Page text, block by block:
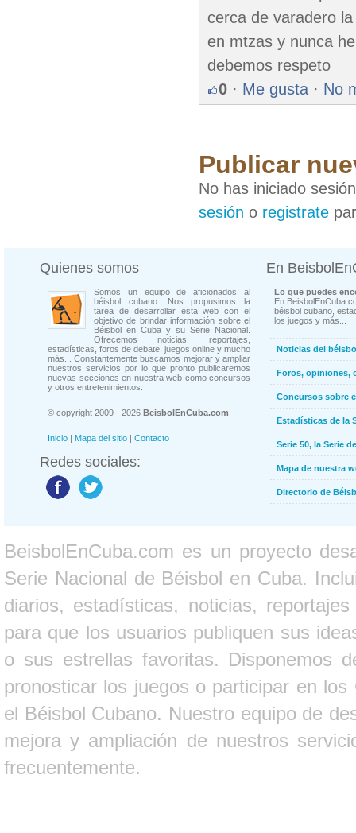
cerca de varadero
en mtzas y nunca
debemos respeto
0 · Me gusta · No
Publicar
No has iniciado
sesión o registrate
Quienes somos
Somos un equipo de aficionados al
béisbol cubano. Nos propusimos la
tarea de desarrollar esta web con el
objetivo de brindar información sobre el
Béisbol en Cuba y su Serie Nacional.
Ofrecemos noticias, reportajes,
estadísticas, foros de debate, juegos online y mucho
más... Constantemente buscamos mejorar y ampliar
nuestros servicios por lo que pronto publicaremos
nuevas secciones en nuestra web como concursos
y otros entretenimientos.
© copyright 2009 - 2026 BeisbolEnCuba.com
Inicio | Mapa del sitio | Contacto
Redes sociales:
En
Lo que puedes
En
béisbol cubano,
los juegos y más...
Noticias del
Foros, opiniones,
Concursos sobre
Estadísticas de la
Serie 50, la Serie
Mapa de nuestra
Directorio de
BeisbolEnCuba.com es un proyecto
Serie Nacional de Béisbol en Cuba.
diarios, estadísticas, noticias,
para que los usuarios publiquen sus
o sus estrellas favoritas. Disponemos
pronosticar los juegos o participar en
el Béisbol Cubano. Nuestro equipo de
mejora y ampliación de nuestros
frecuentemente.